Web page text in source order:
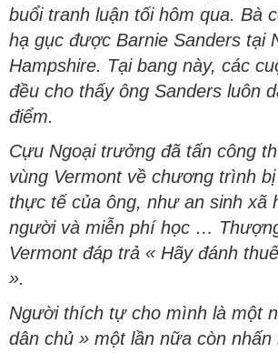
buổi tranh luận tối hôm qua. Bà
hạ gục được Barnie Sanders tại
Hampshire. Tại bang này, các
đều cho thấy ông Sanders luôn
điểm.
Cựu Ngoại trưởng đã tấn công
vùng Vermont về chương trình
thực tế của ông, như an sinh xã
người và miễn phí học …
Vermont đáp trả « Hãy đánh
».
Người thích tự cho mình là một
dân chủ » một lần nữa còn nhấn